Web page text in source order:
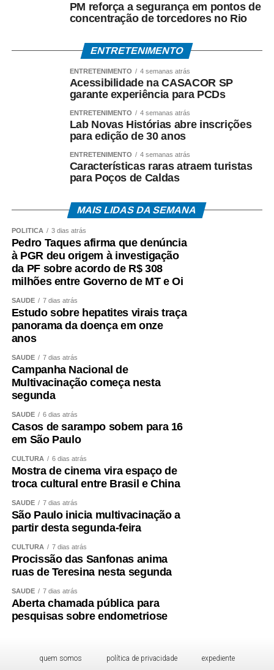
PM reforça a segurança em pontos de
concentração de torcedores no Rio
ENTRETENIMENTO
ENTRETENIMENTO 4 semanas atrás
Acessibilidade na CASACOR SP
garante experiência para PCDs
ENTRETENIMENTO 4 semanas atrás
Lab Novas Histórias abre inscrições
para edição de 30 anos
ENTRETENIMENTO 4 semanas atrás
Características raras atraem turistas
para Poços de Caldas
MAIS LIDAS DA SEMANA
POLÍTICA 3 dias atrás
Pedro Taques afirma que denúncia
à PGR deu origem à investigação
da PF sobre acordo de R$ 308
milhões entre Governo de MT e Oi
SAÚDE 7 dias atrás
Estudo sobre hepatites virais traça
panorama da doença em onze
anos
SAÚDE 7 dias atrás
Campanha Nacional de
Multivacinação começa nesta
segunda
SAÚDE 6 dias atrás
Casos de sarampo sobem para 16
em São Paulo
CULTURA 6 dias atrás
Mostra de cinema vira espaço de
troca cultural entre Brasil e China
SAÚDE 7 dias atrás
São Paulo inicia multivacinação a
partir desta segunda-feira
CULTURA 7 dias atrás
Procissão das Sanfonas anima
ruas de Teresina nesta segunda
SAÚDE 7 dias atrás
Aberta chamada pública para
pesquisas sobre endometriose
quem somos política de privacidade expediente